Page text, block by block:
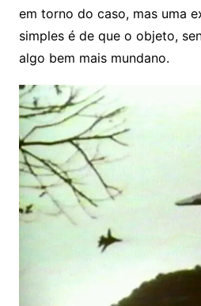
em torno do caso, mas uma
simples é de que o objeto,
algo bem mais mundano.